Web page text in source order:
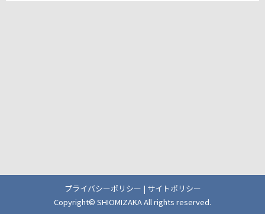
プライバシーポリシー | サイトポリシー
Copyright© SHIOMIZAKA All rights reserved.